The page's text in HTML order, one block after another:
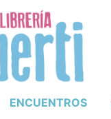
ENCUENTROS